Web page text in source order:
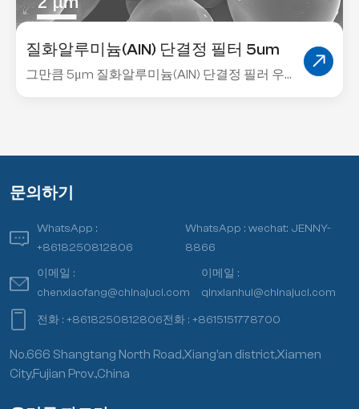
질화알루미늄(AlN) 단결정 필터 1um
Xiamen Juci Technology는 제조 질화알루미늄
유속이 빠르고 열 저항이 낮으므로 열 인터페이
자와 혼합하는 데 이상적입니다.
문의하기
WhatsApp :
+8618250812806
WhatsApp :wechat: JENNY-
8866
이메일 :
chenxiaofang@chinajuci.com
이메일 :
qinxianhui@chinajuci.com
전화 :+8618250812806전화 :+8615151778700
No.666 Shangtang North Road,Xiang’an district,Xiamen
City,Fujian Prov.,China